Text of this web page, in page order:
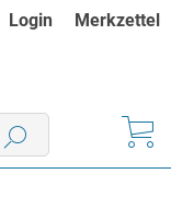
Login Merkzettel